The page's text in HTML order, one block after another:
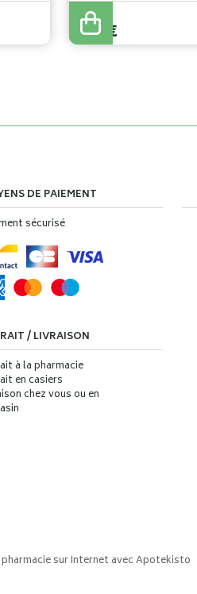
6,99€
6,29 €
DE PAIEMENT
sécurisé
/ LIVRAISON
à la pharmacie
en casiers
chez vous ou en
sur Internet avecApotekisto